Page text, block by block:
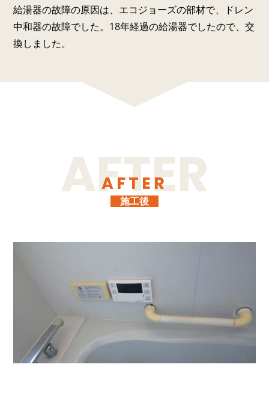
給湯器の故障の原因は、エコジョーズの部材で、ドレン
中和器の故障でした。18年経過の給湯器でしたので、交
換しました。
AFTER
施工後